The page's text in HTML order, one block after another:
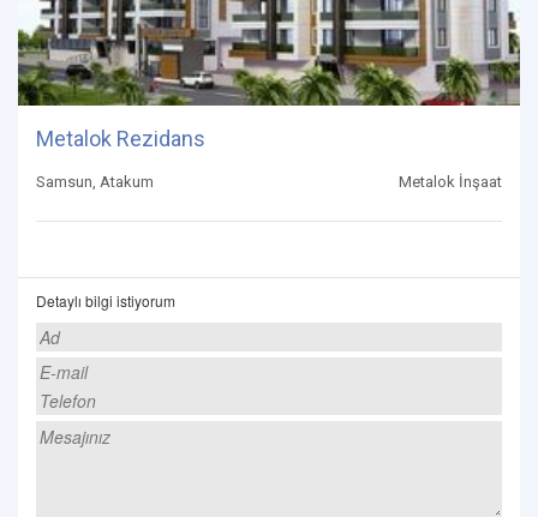
Metalok Rezidans
Samsun, Atakum Metalok İnşaat
Detaylı bilgi istiyorum